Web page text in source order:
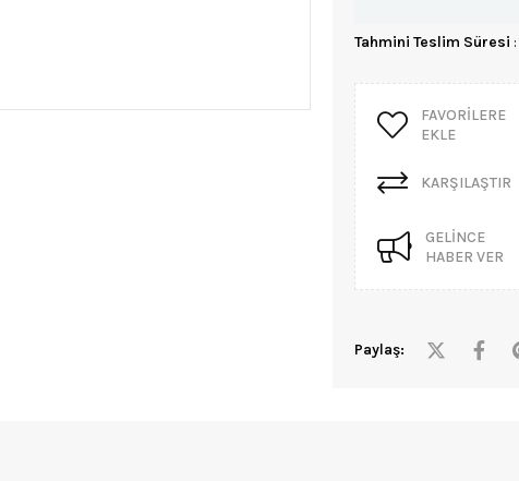
Tahmini Teslim Süresi :
FAVORILERE
EKLE
KARŞILAŞTIR
GELINCE
HABER VER
Paylaş: